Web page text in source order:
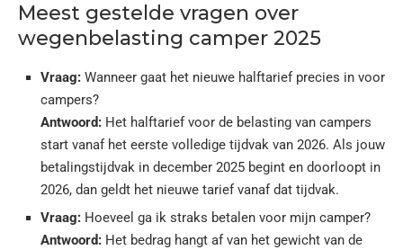
Meest gestelde vragen over
wegenbelasting camper 2025
Vraag: Wanneer gaat het nieuwe halftarief precies in voor
campers?
Antwoord: Het halftarief voor de belasting van campers
start vanaf het eerste volledige tijdvak van 2026. Als jouw
betalingstijdvak in december 2025 begint en doorloopt in
2026, dan geldt het nieuwe tarief vanaf dat tijdvak.
Vraag: Hoeveel ga ik straks betalen voor mijn camper?
Antwoord: Het bedrag hangt af van het gewicht van de